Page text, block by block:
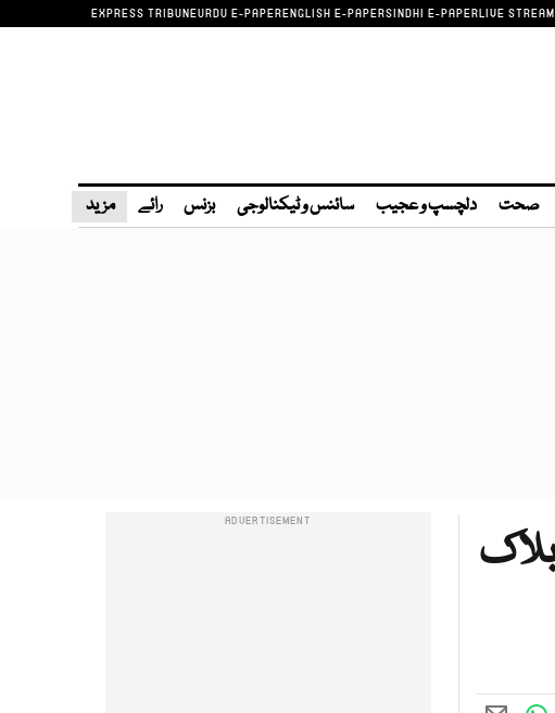
EXPRESS TRIBUNEURDU E-PAPERENGLISH E-PAPERSINDHI E-PAPERLIVE
صحت دلچسپ و عجیب سائنس و ٹیکنالوجی بزنس رائے مزید
بلاک